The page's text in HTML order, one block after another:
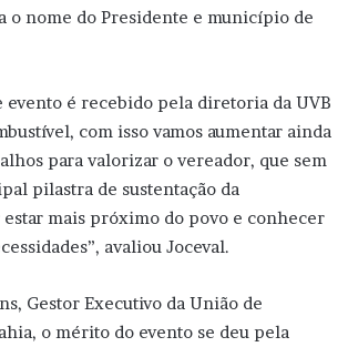
o nome do Presidente e município de
evento é recebido pela diretoria da UVB
com isso vamos aumentar ainda
para valorizar o vereador, que sem
pilastra de sustentação da
mais próximo do povo e conhecer
avaliou Joceval.
Gestor Executivo da União de
o mérito do evento se deu pela